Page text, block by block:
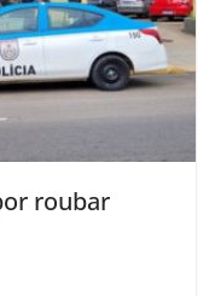
roubar